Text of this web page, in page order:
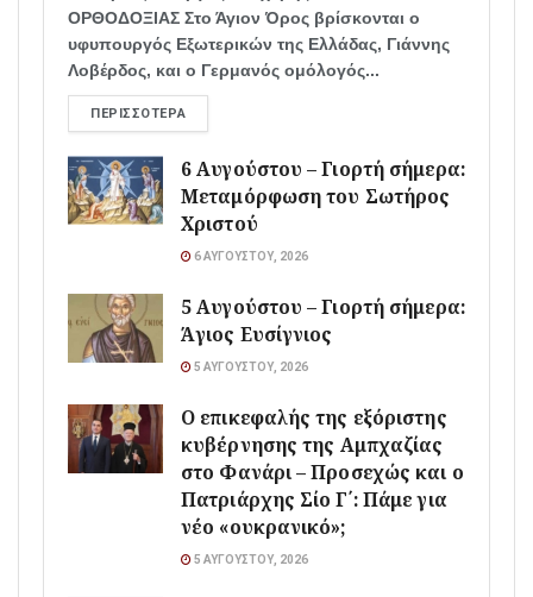
ΟΡΘΟΔΟΞΙΑΣ Στο Άγιον Όρος βρίσκονται ο
υφυπουργός Εξωτερικών της Ελλάδας, Γιάννης
Λοβέρδος, και ο Γερμανός ομόλογός...
ΠΕΡΙΣΣΌΤΕΡΑ
6 Αυγούστου – Γιορτή σήμερα:
Μεταμόρφωση του Σωτήρος
Χριστού
6 ΑΥΓΟΎΣΤΟΥ, 2026
5 Αυγούστου – Γιορτή σήμερα:
Άγιος Ευσίγνιος
5 ΑΥΓΟΎΣΤΟΥ, 2026
Ο επικεφαλής της εξόριστης
κυβέρνησης της Αμπχαζίας
στο Φανάρι – Προσεχώς και ο
Πατριάρχης Σίο Γ΄: Πάμε για
νέο «ουκρανικό»;
5 ΑΥΓΟΎΣΤΟΥ, 2026